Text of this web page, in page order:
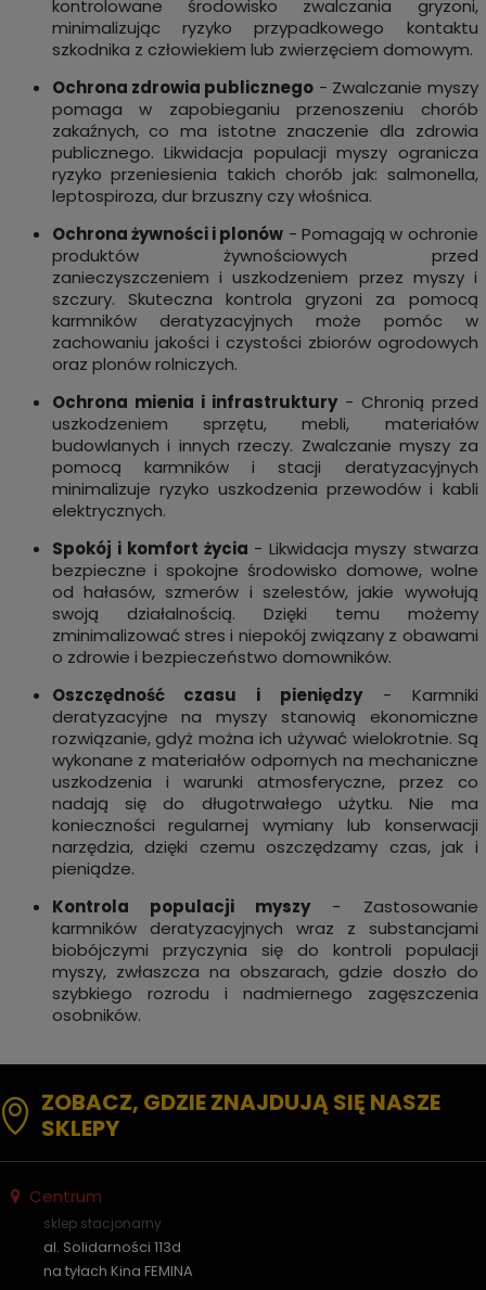
kontrolowane środowisko zwalczania gryzoni,
minimalizując ryzyko przypadkowego kontaktu
szkodnika z człowiekiem lub zwierzęciem domowym.
Ochrona zdrowia publicznego - Zwalczanie myszy
pomaga w zapobieganiu przenoszeniu chorób
zakaźnych, co ma istotne znaczenie dla zdrowia
publicznego. Likwidacja populacji myszy ogranicza
ryzyko przeniesienia takich chorób jak: salmonella,
leptospiroza, dur brzuszny czy włośnica.
Ochrona żywności i plonów - Pomagają w ochronie
produktów żywnościowych przed
zanieczyszczeniem i uszkodzeniem przez myszy i
szczury. Skuteczna kontrola gryzoni za pomocą
karmników deratyzacyjnych może pomóc w
zachowaniu jakości i czystości zbiorów ogrodowych
oraz plonów rolniczych.
Ochrona mienia i infrastruktury- Chronią przed
uszkodzeniem sprzętu, mebli, materiałów
budowlanych i innych rzeczy. Zwalczanie myszy za
pomocą karmników i stacji deratyzacyjnych
minimalizuje ryzyko uszkodzenia przewodów i kabli
elektrycznych.
Spokój i komfort życia - Likwidacja myszy stwarza
bezpieczne i spokojne środowisko domowe, wolne
od hałasów, szmerów i szelestów, jakie wywołują
swoją działalnością. Dzięki temu możemy
zminimalizować stres i niepokój związany z obawami
o zdrowie i bezpieczeństwo domowników.
Oszczędność czasu i pieniędzy- Karmniki
deratyzacyjne na myszy stanowią ekonomiczne
rozwiązanie, gdyż można ich używać wielokrotnie. Są
wykonane z materiałów odpornych na mechaniczne
uszkodzenia i warunki atmosferyczne, przez co
nadają się do długotrwałego użytku. Nie ma
konieczności regularnej wymiany lub konserwacji
narzędzia, dzięki czemu oszczędzamy czas, jak i
pieniądze.
Kontrola populacji myszy- Zastosowanie
karmników deratyzacyjnych wraz z substancjami
biobójczymi przyczynia się do kontroli populacji
myszy, zwłaszcza na obszarach, gdzie doszło do
szybkiego rozrodu i nadmiernego zagęszczenia
osobników.
ZOBACZ, GDZIE ZNAJDUJĄ SIĘ NASZE
SKLEPY
Centrum
sklep stacjonarny
al. Solidarności 113d
na tyłach Kina FEMINA